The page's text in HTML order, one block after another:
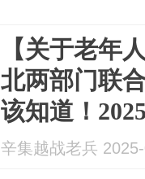
【关于老年
北两部门联
该知道！
辛集越战老兵